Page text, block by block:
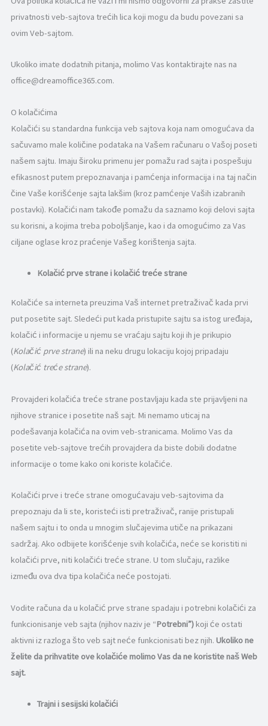
privatnosti veb-sajtova trećih lica koji mogu da budu povezani sa
ovim Veb-sajtom.
Ukoliko imate dodatnih pitanja, molimo Vas kontaktirajte nas na
office@dreamoffice365.com.
O kolačićima
Kolačići su standardna funkcija veb sajtova koja nam omogućava da
sačuvamo male količine podataka na Vašem računaru o Vašoj poseti
našem sajtu. Imaju široku primenu jer pomažu rad sajta i pospešuju
efikasnost putem prepoznavanja i pamćenja informacija i na taj način
čine Vaše korišćenje sajta lakšim (kroz pamćenje Vaših izabranih
postavki). Kolačići nam takođe pomažu da saznamo koji delovi sajta
su korisni, a kojima treba poboljšanje, kao i da omogućimo za Vas
ciljane oglase kroz praćenje Vašeg korištenja sajta.
Kolačić prve strane i kolačić treće strane
Kolačiće sa interneta preuzima Vaš internet pretraživač kada prvi
put posetite sajt. Sledeći put kada pristupite sajtu sa istog uređaja,
kolačić i informacije u njemu se vraćaju sajtu koji ih je prikupio
(Kolačić prve strane) ili na neku drugu lokaciju kojoj pripadaju
(Kolačić treće strane).
Provajderi kolačića treće strane postavljaju kada ste prijavljeni na
njihove stranice i posetite naš sajt. Mi nemamo uticaj na
podešavanja kolačića na ovim veb-stranicama. Molimo Vas da
posetite veb-sajtove trećih provajdera da biste dobili dodatne
informacije o tome kako oni koriste kolačiće.
Kolačići prve i treće strane omogućavaju veb-sajtovima da
prepoznaju da li ste, koristeći isti pretraživač, ranije pristupali
našem sajtu i to onda u mnogim slučajevima utiče na prikazani
sadržaj. Ako odbijete korišćenje svih kolačića, neće se koristiti ni
kolačići prve, niti kolačići treće strane. U tom slučaju, razlike
između ova dva tipa kolačića neće postojati.
Vodite računa da u kolačić prve strane spadaju i potrebni kolačići za
funkcionisanje veb sajta (njihov naziv je “Potrebni”)koji će ostati
aktivni iz razloga što veb sajt neće funkcionisati bez njih. Ukoliko ne
želite da prihvatite ove kolačiće molimo Vas da ne koristite naš Web
sajt.
Trajni i sesijski kolačići
Ovi kolačići
nisu
opcionalni.
funkcionisanje
veb stranice.
Statistika
In order for
improve the
website's
and
structure,
website is
Iskustveni
Da bi naša
veb
stranica
imala što
tokom
posete.
Ako
odbijete
ove
kolačiće,
nestati sa
lokacije.
Marketing
interesovanja i
našu veb
stranicu,
šansu da vidite
personalizovani
ponude.